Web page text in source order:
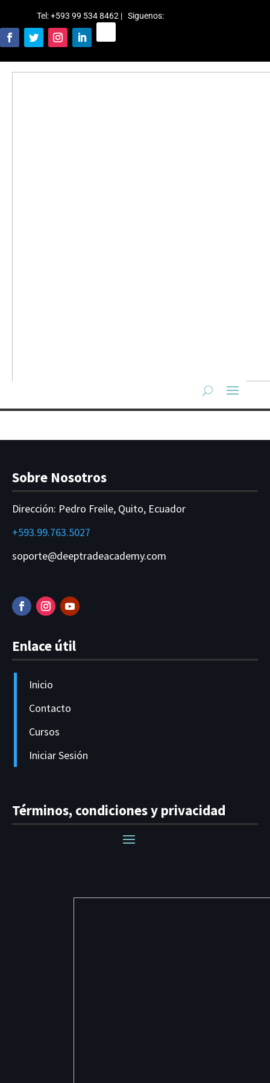
Tel: +593 99 534 8462 | Siguenos:
Sobre Nosotros
Dirección: Pedro Freile, Quito, Ecuador
+593.99.763.5027
soporte@deeptradeacademy.com
Enlace útil
Inicio
Contacto
Cursos
Iniciar Sesión
Términos, condiciones y privacidad